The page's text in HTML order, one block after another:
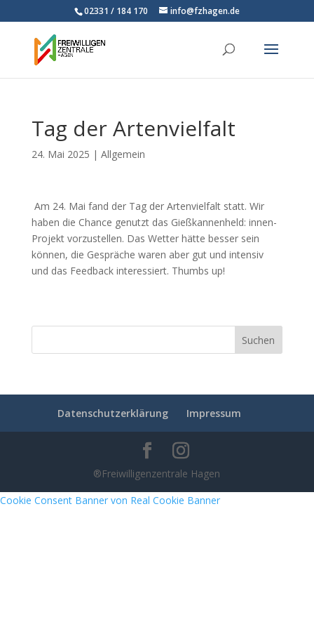
02331 / 184 170 info@fzhagen.de
Tag der Artenvielfalt
24. Mai 2025 | Allgemein
Am 24. Mai fand der Tag der Artenvielfalt statt. Wir
haben die Chance genutzt das Gießkannenheld: innen-
Projekt vorzustellen. Das Wetter hätte besser sein
können, die Gespräche waren aber gut und intensiv
und das Feedback interessiert. Thumbs up!
Datenschutzerklärung Impressum
®Freiwilligenzentrale Hagen
Cookie Consent Banner von Real Cookie Banner